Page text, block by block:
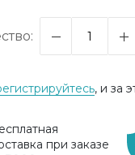
, и за
при заказе